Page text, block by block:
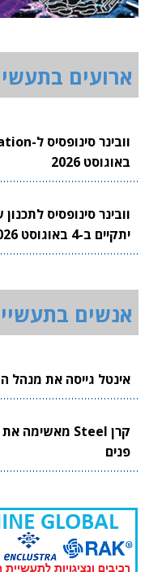
ארועים
באוגוסט 2026
יתקיים ב-4 באוגוסט 2026
אנשים
אינטל גייסה את מנהל
פנים